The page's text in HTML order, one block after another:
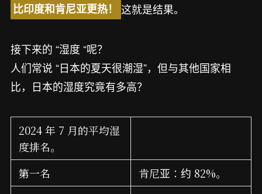
比印度和肯尼亚更热！
这就是结果。
接下来的 “湿度 “呢？
人们常说 “日本的夏天很潮湿”，但与其他国家相
比，日本的湿度究竟有多高？
2024 年 7 月的平均湿
度排名。
第一名
肯尼亚：约 82%。